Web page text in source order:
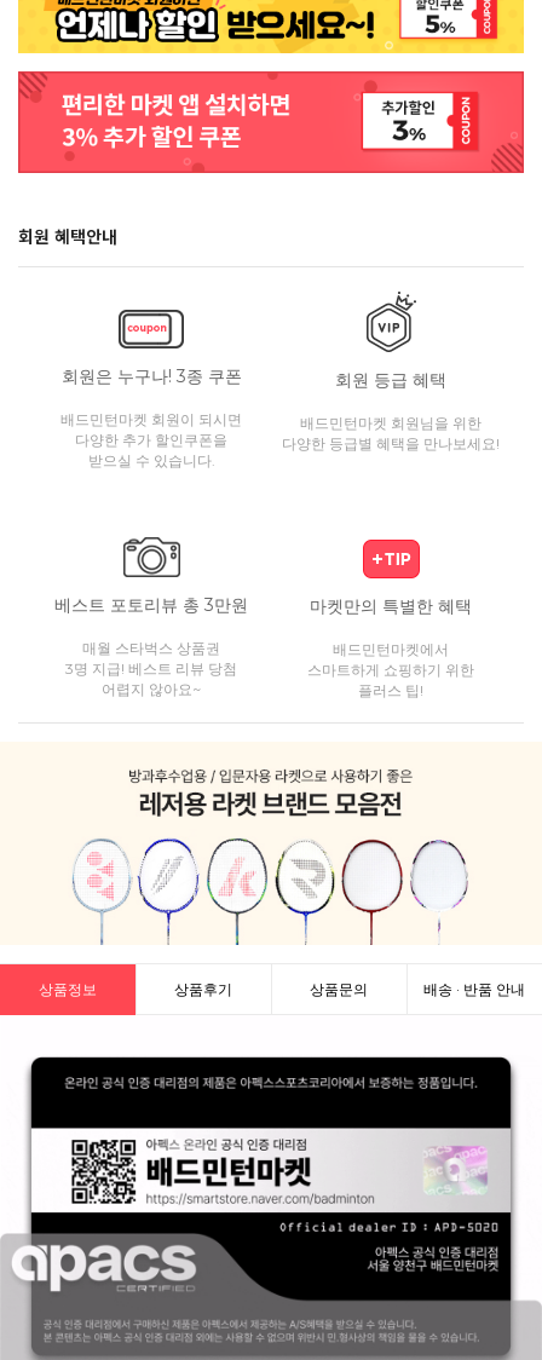
회원 혜택안내
회원은 누구나! 3종 쿠폰
배드민턴마켓 회원이 되시면
다양한 추가 할인쿠폰을
받으실 수 있습니다.
회원 등급 혜택
배드민턴마켓 회원님을 위한
다양한 등급별 혜택을 만나보세요!
베스트 포토리뷰 총 3만원
매월 스타벅스 상품권
3명 지급! 베스트 리뷰 당첨
어렵지 않아요~
마켓만의 특별한 혜택
배드민턴마켓에서
스마트하게 쇼핑하기 위한
플러스 팁!
상품정보 상품후기 상품문의 배송 · 반품 안내